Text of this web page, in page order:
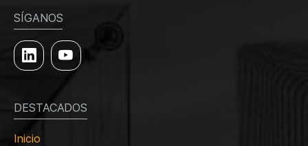
SÍGANOS
DESTACADOS
Inicio